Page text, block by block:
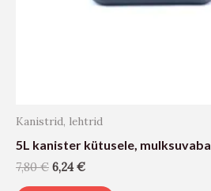
Kanistrid, lehtrid
5L kanister kütusele, mulksuvaba
7,80€ 6,24€